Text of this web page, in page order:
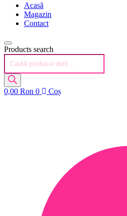
Acasă
Magazin
Contact
Products search
0,00 Ron 0 Coș